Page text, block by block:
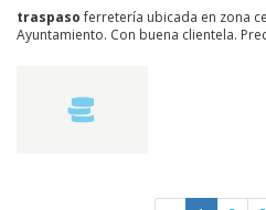
traspasoferretería ubicada en zona
Ayuntamiento. Con buena clientela.